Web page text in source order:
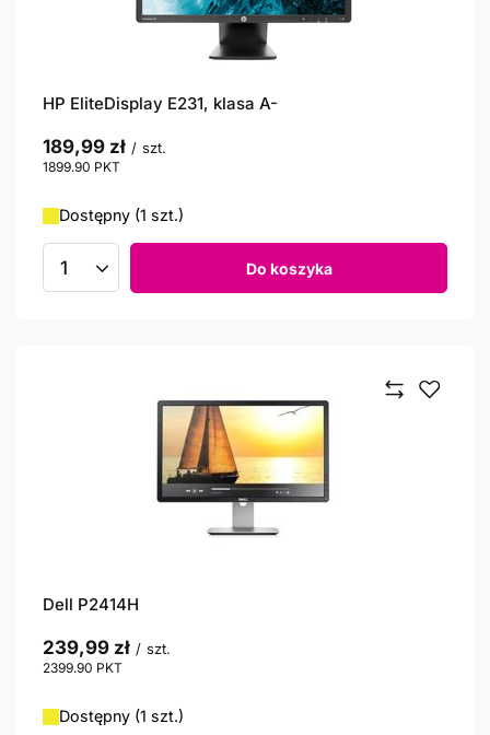
HP EliteDisplay E231, klasa A-
189,99 zł / szt.
1899.90 PKT
Dostępny (1 szt.)
Ilość produktów Do koszyka
Dell P2414H
239,99 zł / szt.
2399.90 PKT
Dostępny (1 szt.)